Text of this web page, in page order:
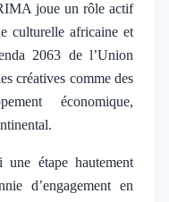
joue un rôle actif
culturelle africaine et
2063 de l’Union
créatives comme des
économique,
une étape hautement
d’engagement en